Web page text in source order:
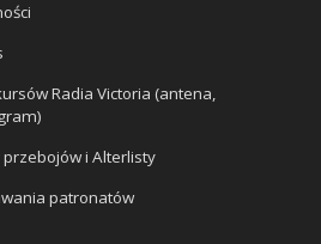
Radia Victoria (antena,
i Alterlisty
patronatów